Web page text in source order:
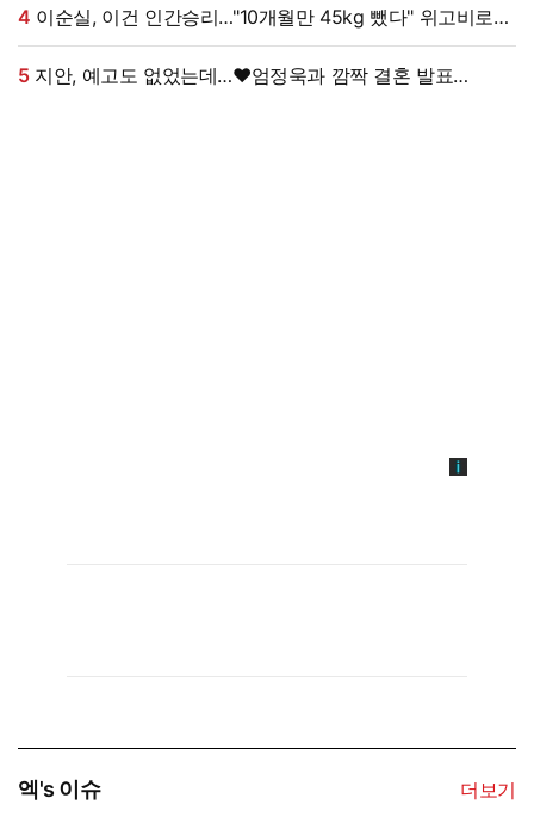
4
대박, 몰라보게 달라졌다 (동치미쇼)
5지안, 예고도 없었는데…♥엄정욱과 깜짝 결혼 발표
엑's 이슈
더보기